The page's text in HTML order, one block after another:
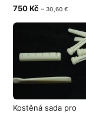
Taylor
750 Kč ~ 30,60 €
Kostěná sada pro